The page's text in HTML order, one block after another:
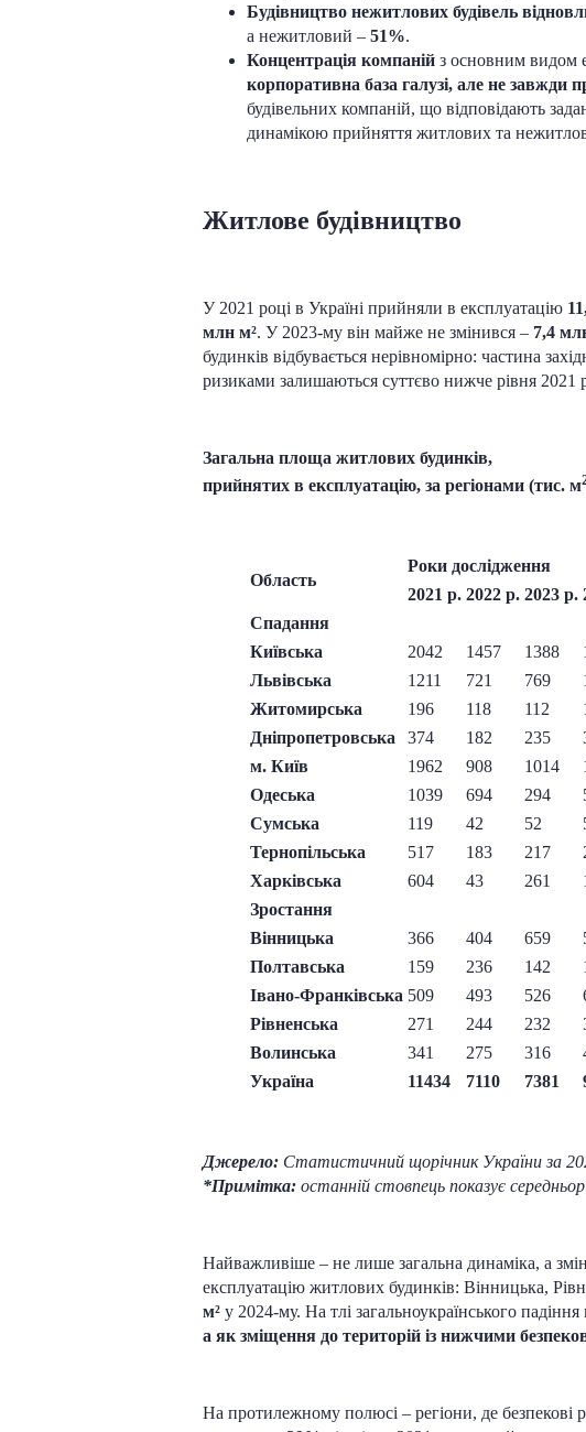
Будівництво нежитлових будівель
а нежитловий – 51%.
Концентрація компаній з основним видом
корпоративна база галузі, але не
будівельних компаній, що відповідають
динамікою прийняття житлових та
Житлове будівництво
У 2021 році в Україні прийняли в експлуатацію
млн м². У 2023-му він майже не змінився – 7,4
будинків відбувається нерівномірно: частина
ризиками залишаються суттєво нижче рівня 2021
Загальна площа житлових будинків,
прийнятих в експлуатацію, за регіонами (тис. м
Область
Роки дослідження
2021 р. 2022 р. 2023 р.
Спадання
Київська
2042 1457 1388
Львівська
1211 721 769
Житомирська
196 118 112
Дніпропетровська
374 182 235
м. Київ
1962 908 1014
Одеська
1039 694 294
Сумська
119 42 52
Тернопільська
517 183 217
Харківська
604 43 261
Зростання
Вінницька
366 404 659
Полтавська
159 236 142
Івано-Франківська 509 493 526
Рівненська
271 244 232
Волинська
341 275 316
Україна
11434 7110 7381
Джерело: Статистичний щорічник України за
*Примітка: останній стовпець показує
Найважливіше – не лише загальна динаміка, а
експлуатацію житлових будинків: Вінницька,
м² у 2024-му. На тлі загальноукраїнського
а як зміщення до територій із нижчими
На протилежному полюсі – регіони, де безпекові